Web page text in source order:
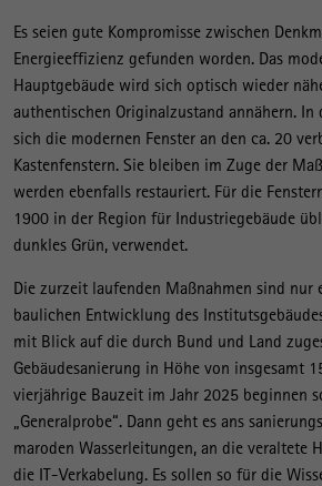
Es seien gute Kompromisse zwischen
Energieeffizienz gefunden worden. Das
Hauptgebäude wird sich optisch wieder
authentischen Originalzustand annähern. In
sich die modernen Fenster an den ca. 20
Kastenfenstern. Sie bleiben im Zuge der
werden ebenfalls restauriert. Für die
1900 in der Region für Industriegebäude
dunkles Grün, verwendet.
Die zurzeit laufenden Maßnahmen sind nur
baulichen Entwicklung des
mit Blick auf die durch Bund und Land
Gebäudesanierung in Höhe von insgesamt
vierjährige Bauzeit im Jahr 2025 beginnen
„Generalprobe“. Dann geht es ans
maroden Wasserleitungen, an die veraltete
die IT-Verkabelung. Es sollen so für die